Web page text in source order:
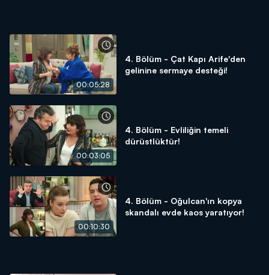
00:05:28
4. Bölüm - Çat Kapı Arife'den
gelinine sermaye desteği!
00:03:05
4. Bölüm - Evliliğin temeli
dürüstlüktür!
00:10:30
4. Bölüm - Oğulcan'ın kopya
skandalı evde kaos yaratıyor!